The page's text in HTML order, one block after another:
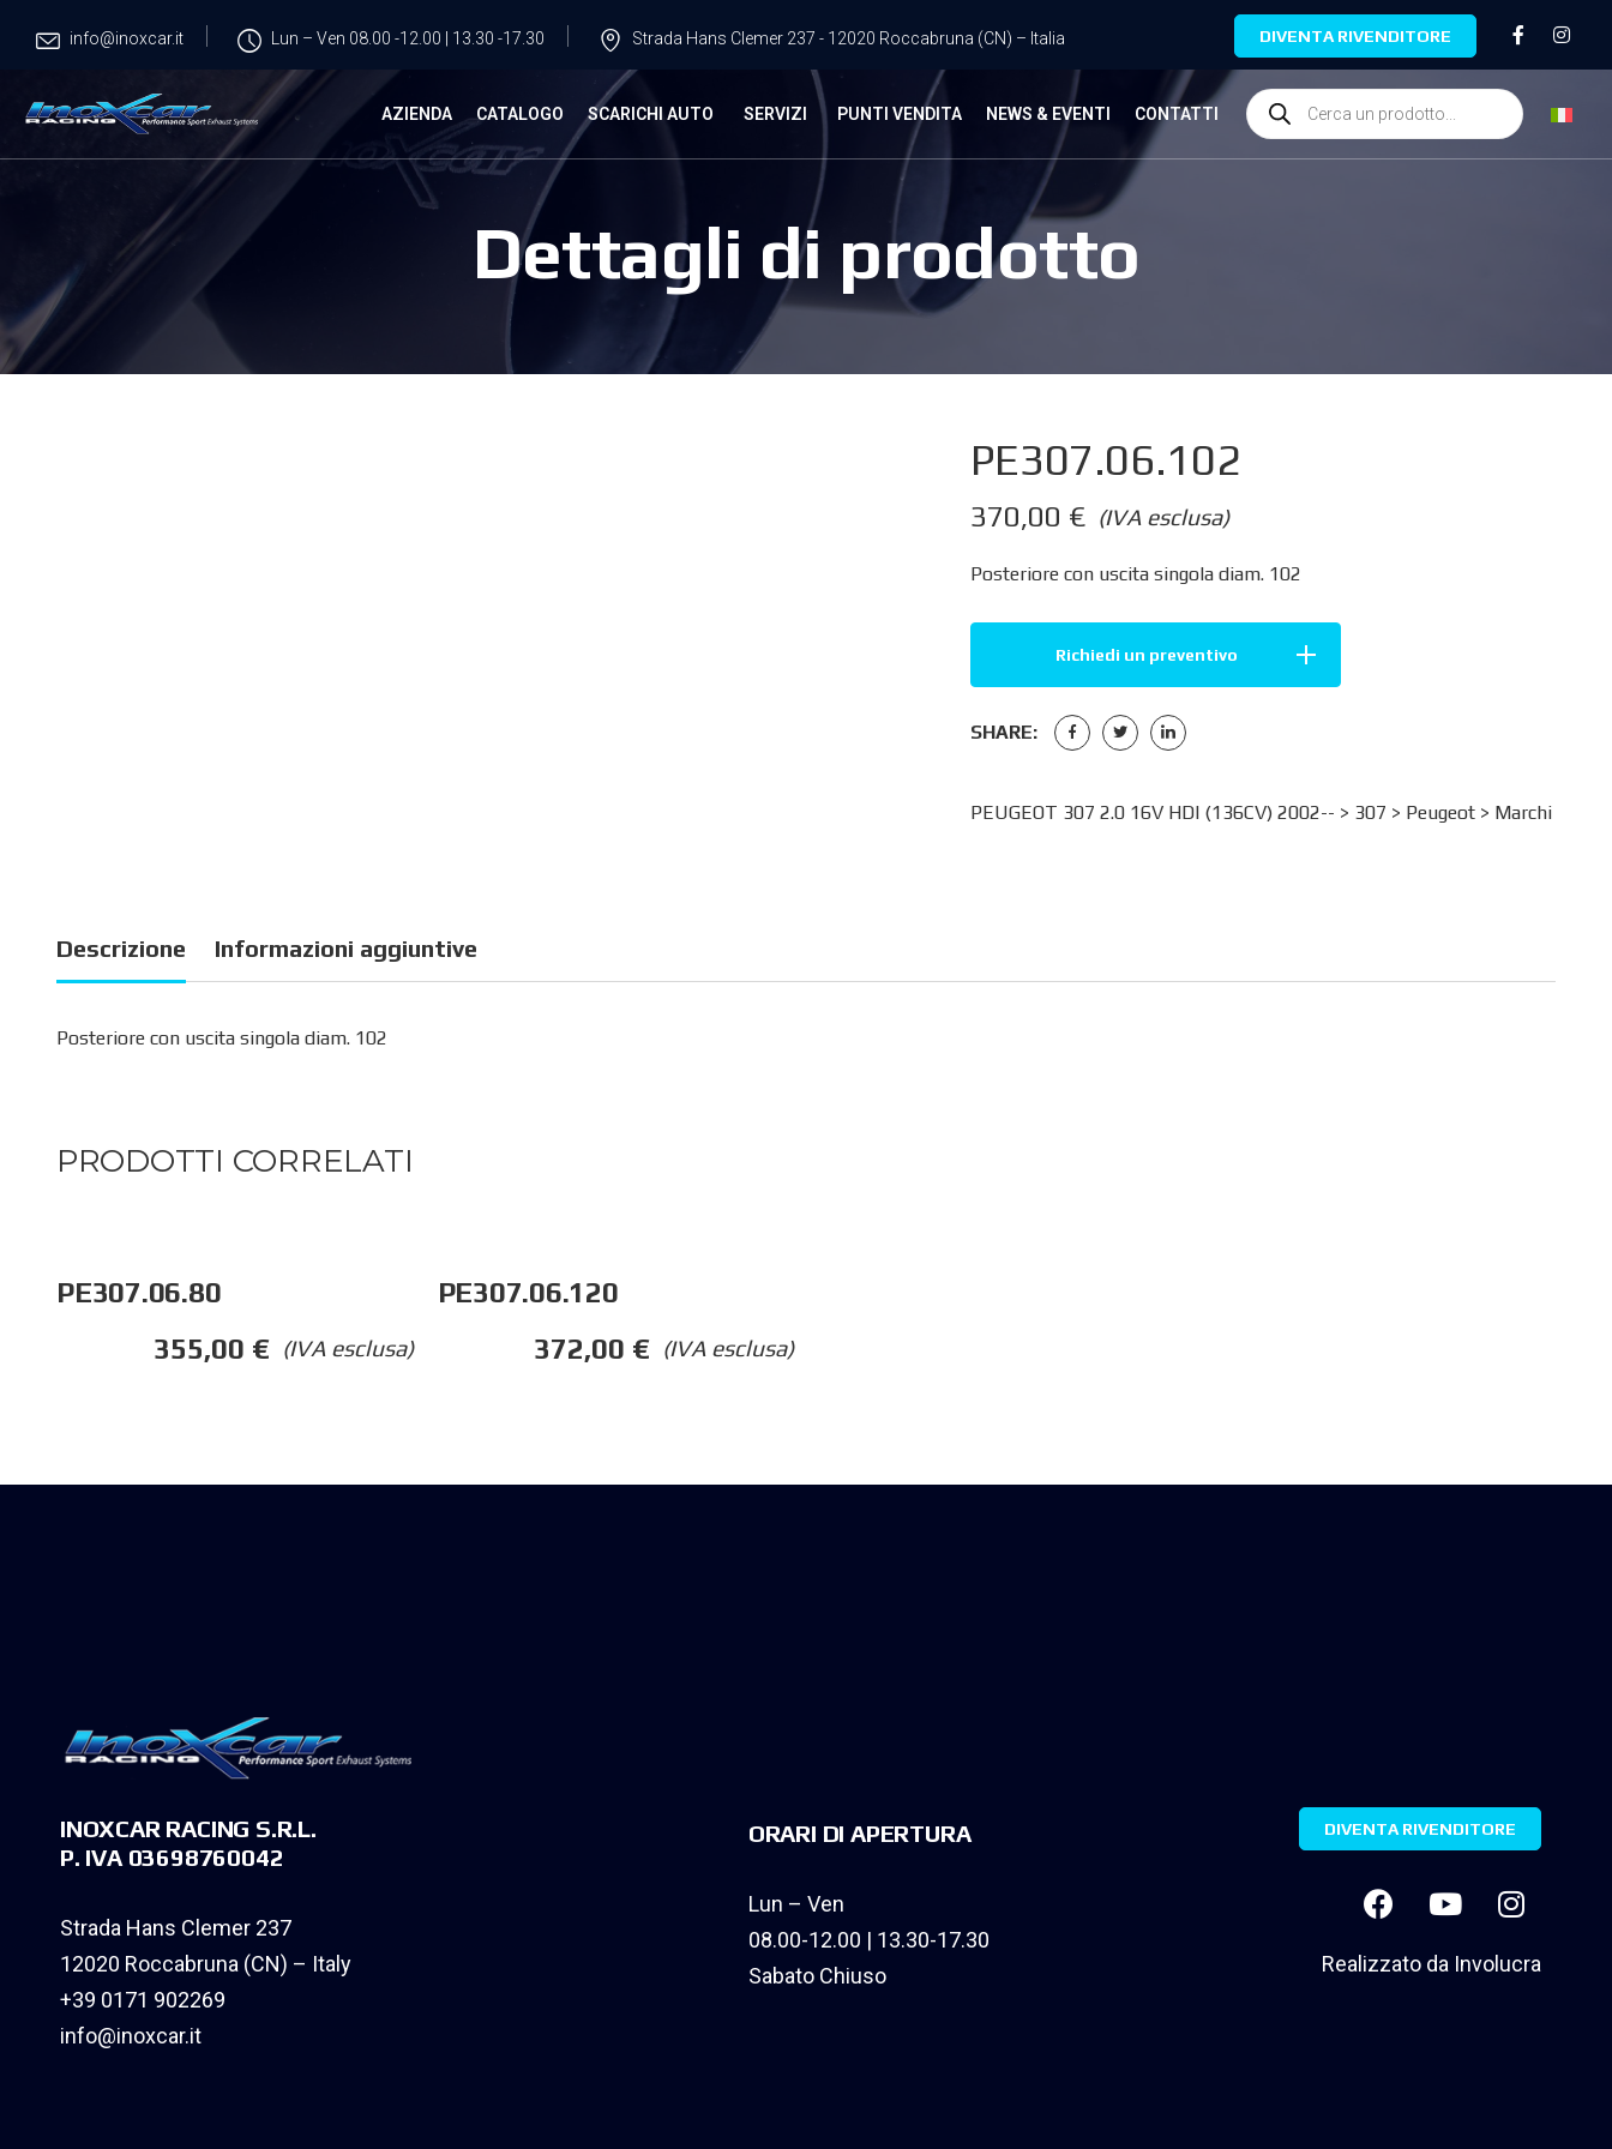
info@inoxcar.it Lun – Ven 08.00 -12.00 | 13.30 -17.30 Strada Hans Clemer 237 - 12020 Roccabruna (CN) – Italia DIVENTA RIVENDITORE
AZIENDA CATALOGO SCARICHI AUTO SERVIZI PUNTI VENDITA NEWS & EVENTI CONTATTI
Dettagli di prodotto
PE307.06.102
(IVA esclusa)
370,00 €
Posteriore con uscita singola diam. 102
Richiedi un preventivo
SHARE:
PEUGEOT 307 2.0 16V HDI (136CV) 2002-- > 307 > Peugeot> Marchi
Descrizione Informazioni aggiuntive
Posteriore con uscita singola diam. 102
PRODOTTI CORRELATI
PE307.06.80
(IVA esclusa)
355,00 €
PE307.06.120
(IVA esclusa)
372,00 €
INOXCAR RACING S.R.L.
P. IVA 03698760042
Strada Hans Clemer 237
12020 Roccabruna (CN) – Italy
+39 0171 902269
info@inoxcar.it
ORARI DI APERTURA
Lun – Ven
08.00-12.00 | 13.30-17.30
Sabato Chiuso
DIVENTA RIVENDITORE
Realizzato da Involucra